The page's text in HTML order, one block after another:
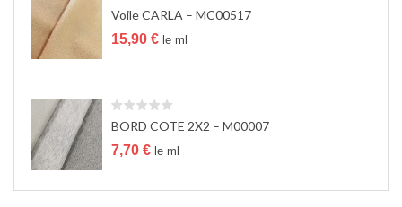
Voile CARLA – MC00517
15,90 € le ml
BORD COTE 2X2 – M00007
7,70 € le ml